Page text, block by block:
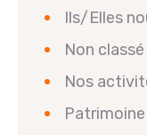
Ils/Elles
Non classé
Nos
Patrimoine